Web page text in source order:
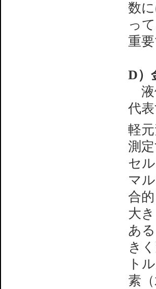
数
っ
重
D）
液
代
軽
測
セ
マ
合
大
あ
き
ト
素